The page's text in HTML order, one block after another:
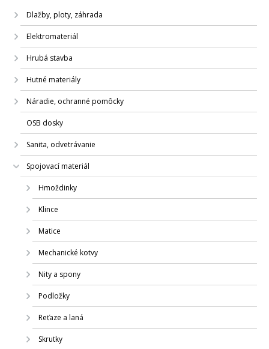
Dlažby, ploty, záhrada
Elektromateriál
Hrubá stavba
Hutné materiály
Náradie, ochranné pomôcky
OSB dosky
Sanita, odvetrávanie
Spojovací materiál
Hmoždinky
Klince
Matice
Mechanické kotvy
Nity a spony
Podložky
Reťaze a laná
Skrutky